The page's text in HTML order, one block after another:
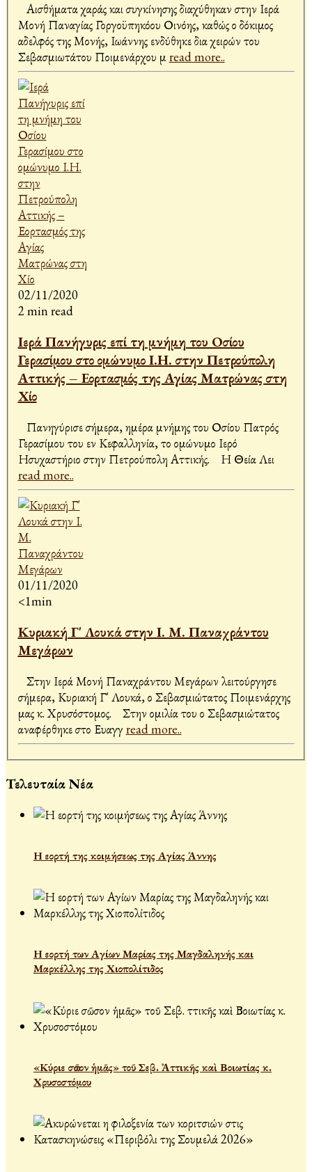
Αισθήματα χαράς και συγκίνησης διαχύθηκαν στην Ιερά
Μονή Παναγίας Γοργοϋπηκόου Οινόης, καθώς ο δόκιμος
αδελφός της Μονής, Ιωάννης ενδύθηκε δια χειρών του
Σεβασμιωτάτου Ποιμενάρχου μ read more..
02/11/2020
2 min read
Ιερά Πανήγυρις επί τη μνήμη του Οσίου
Γερασίμου στο ομώνυμο Ι.Η. στην Πετρούπολη
Αττικής – Εορτασμός της Αγίας Ματρώνας στη
Χίο
Πανηγύρισε σήμερα, ημέρα μνήμης του Οσίου Πατρός
Γερασίμου του εν Κεφαλληνία, το ομώνυμο Ιερό
Ησυχαστήριο στην Πετρούπολη Αττικής. Η Θεία Λει
read more..
01/11/2020
<1min
Κυριακή Γ' Λουκά στην Ι. Μ. Παναχράντου
Μεγάρων
Στην Ιερά Μονή Παναχράντου Μεγάρων λειτούργησε
σήμερα, Κυριακή Γ' Λουκά, ο Σεβασμιώτατος Ποιμενάρχης
μας κ. Χρυσόστομος. Στην ομιλία του ο Σεβασμιώτατος
αναφέρθηκε στο Ευαγγ read more..
Τελευταία Νέα
Η εορτή της κοιμήσεως της Αγίας Άννης
Η εορτή των Αγίων Μαρίας της Μαγδαληνής και
Μαρκέλλης της Χιοπολίτιδος
«Κύριε σῶσον ἡμᾶς» τοῦ Σεβ. Ἀττικῆς καὶ Βοιωτίας κ.
Χρυσοστόμου